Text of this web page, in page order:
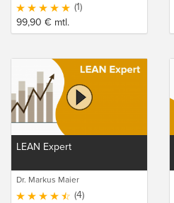
(1)
99,90 € mtl.
LEAN Expert
Dr. Markus Maier
(4)